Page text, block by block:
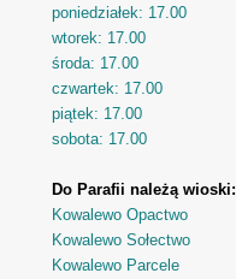
poniedziałek: 17.00
wtorek: 17.00
środa: 17.00
czwartek: 17.00
piątek: 17.00
sobota: 17.00
Do Parafii należą wioski:
Kowalewo Opactwo
Kowalewo Sołectwo
Kowalewo Parcele